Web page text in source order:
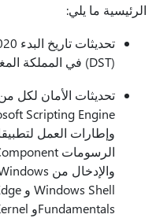
الرئيسية ما يلي:
تحديثات تاريخ البدء 2020 الخاصة بـ
(DST) في المملكة المغربية.